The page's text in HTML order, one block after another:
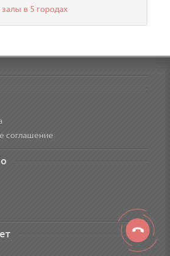
в 5 городах
соглашение